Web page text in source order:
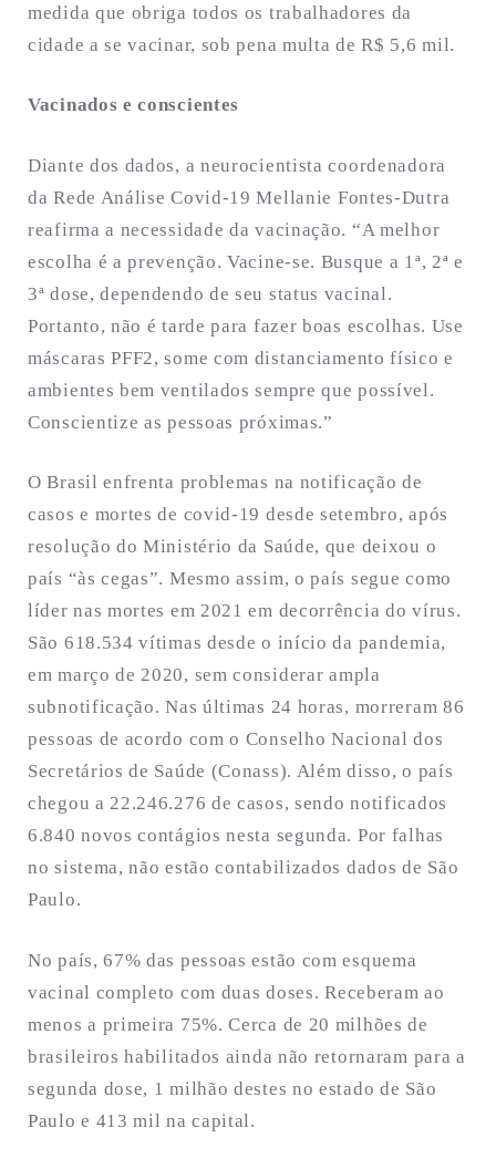
medida que obriga todos os trabalhadores da
cidade a se vacinar, sob pena multa de R$ 5,6 mil.
Vacinados e conscientes
Diante dos dados, a neurocientista coordenadora
da Rede Análise Covid-19 Mellanie Fontes-Dutra
reafirma a necessidade da vacinação. “A melhor
escolha é a prevenção. Vacine-se. Busque a 1ª, 2ª e
3ª dose, dependendo de seu status vacinal.
Portanto, não é tarde para fazer boas escolhas. Use
máscaras PFF2, some com distanciamento físico e
ambientes bem ventilados sempre que possível.
Conscientize as pessoas próximas.”
O Brasil enfrenta problemas na notificação de
casos e mortes de covid-19 desde setembro, após
resolução do Ministério da Saúde, que deixou o
país “às cegas”. Mesmo assim, o país segue como
líder nas mortes em 2021 em decorrência do vírus.
São 618.534 vítimas desde o início da pandemia,
em março de 2020, sem considerar ampla
subnotificação. Nas últimas 24 horas, morreram 86
pessoas de acordo com o Conselho Nacional dos
Secretários de Saúde (Conass). Além disso, o país
chegou a 22.246.276 de casos, sendo notificados
6.840 novos contágios nesta segunda. Por falhas
no sistema, não estão contabilizados dados de São
Paulo.
No país, 67% das pessoas estão com esquema
vacinal completo com duas doses. Receberam ao
menos a primeira 75%. Cerca de 20 milhões de
brasileiros habilitados ainda não retornaram para a
segunda dose, 1 milhão destes no estado de São
Paulo e 413 mil na capital.